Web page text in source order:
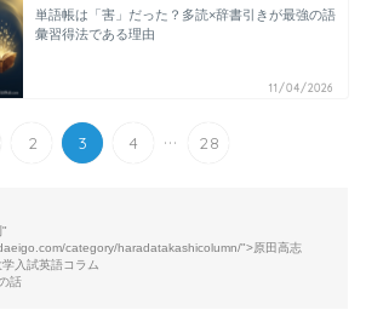
単語帳は「害」だった？多読×辞書引きが最強の語
彙習得法である理由
11/04/2026
2 3 4 ... 28
"
category/haradatakashicolumn/">原田高志
入試英語コラム
話